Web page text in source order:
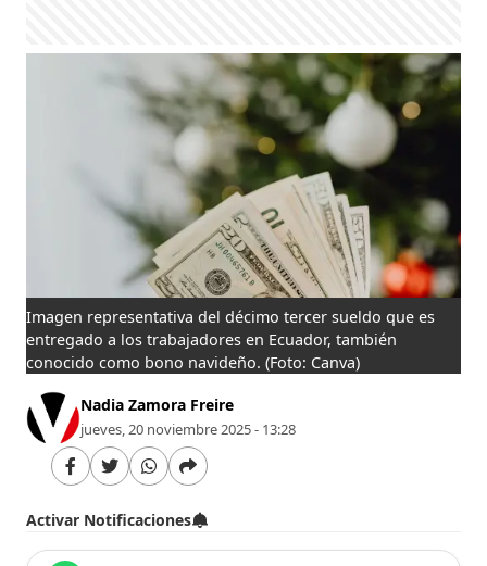
Imagen representativa del décimo tercer sueldo que es
entregado a los trabajadores en Ecuador, también
conocido como bono navideño. (Foto: Canva)
Nadia Zamora Freire
jueves, 20 noviembre 2025 - 13:28
Activar Notificaciones